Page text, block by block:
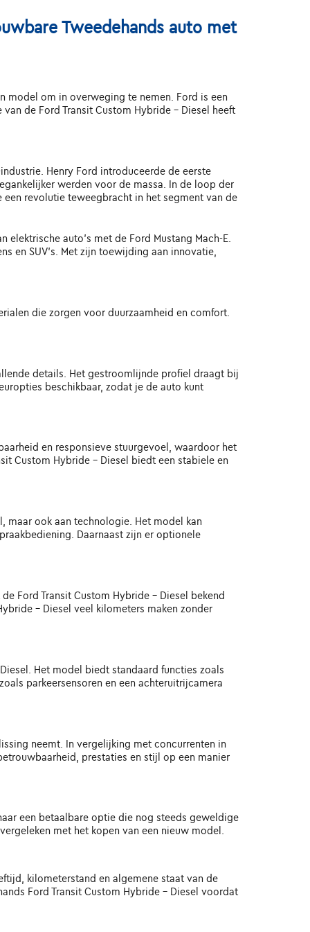
Tweedehands auto met
model om in overweging te nemen. Ford is een
de Ford Transit Custom Hybride - Diesel heeft
Henry Ford introduceerde de eerste
werden voor de massa. In de loop der
revolutie teweegbracht in het segment van de
auto's met de Ford Mustang Mach-E.
en SUV's. Met zijn toewijding aan innovatie,
die zorgen voor duurzaamheid en comfort.
details. Het gestroomlijnde profiel draagt bij
beschikbaar, zodat je de auto kunt
en responsieve stuurgevoel, waardoor het
Custom Hybride - Diesel biedt een stabiele en
maar ook aan technologie. Het model kan
Daarnaast zijn er optionele
Ford Transit Custom Hybride - Diesel bekend
- Diesel veel kilometers maken zonder
Het model biedt standaard functies zoals
parkeersensoren en een achteruitrijcamera
neemt. In vergelijking met concurrenten in
prestaties en stijl op een manier
een betaalbare optie die nog steeds geweldige
met het kopen van een nieuw model.
kilometerstand en algemene staat van de
Ford Transit Custom Hybride - Diesel voordat